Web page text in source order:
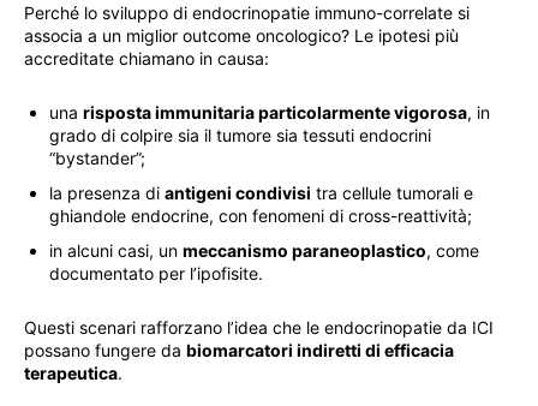
Perché lo sviluppo di endocrinopatie immuno-correlate si
associa a un miglior outcome oncologico? Le ipotesi più
accreditate chiamano in causa:
una risposta immunitaria particolarmente vigorosa, in
grado di colpire sia il tumore sia tessuti endocrini
“bystander”;
la presenza di antigeni condivisi tra cellule tumorali e
ghiandole endocrine, con fenomeni di cross-reattività;
in alcuni casi, un meccanismo paraneoplastico, come
documentato per l’ipofisite.
Questi scenari rafforzano l’idea che le endocrinopatie da ICI
possano fungere da biomarcatori indiretti di efficacia
terapeutica.